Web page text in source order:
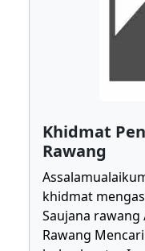
Khidmat
Rawang
khidmat
Saujana
Rawang